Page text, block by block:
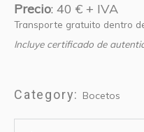
Precio: 40 € + IVA
Transporte gratuito dentro
Incluye certificado de
Category: Bocetos